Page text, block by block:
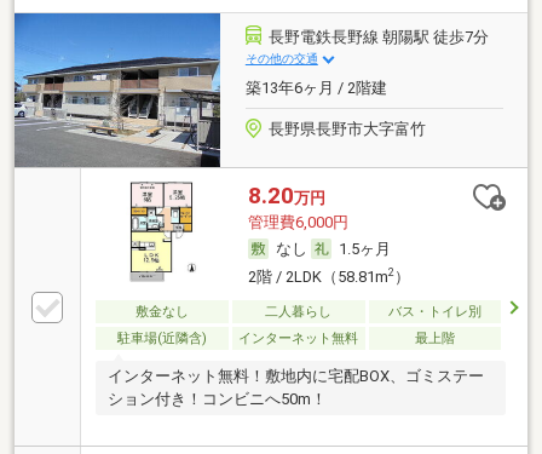
長野電鉄長野線 朝陽駅 徒歩7分
その他の交通
築13年6ヶ月 / 2階建
長野県長野市大字富竹
8.20万円
管理費6,000円
なし
1.5ヶ月
2階 / 2LDK（58.81m2）
敷金なし 二人暮らし
バス・トイレ別
駐車場(近隣含)
インターネット無料 最上階
インターネット無料！敷地内に宅配BOX、ゴミステー
ション付き！コンビニへ50m！